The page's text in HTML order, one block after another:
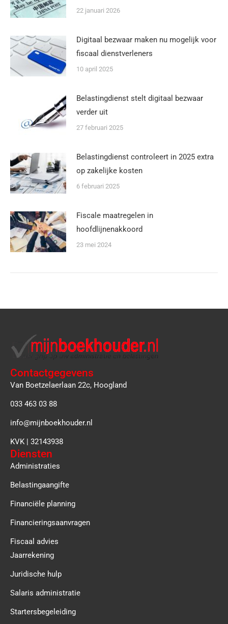
22 januari 2026
Digitaal bezwaar maken nu mogelijk voor
fiscaal dienstverleners
10 april 2025
Belastingdienst stelt digitaal bezwaar
verder uit
27 februari 2025
Belastingdienst controleert in 2025 extra
op zakelijke kosten
6 februari 2025
Fiscale maatregelen in
hoofdlijnenakkoord
23 mei 2024
Contactgegevens
Van Boetzelaerlaan 22c, Hoogland
033 463 03 88
info@mijnboekhouder.nl
KVK | 32143938
Diensten
Administraties
Belastingaangifte
Financiële planning
Financieringsaanvragen
Fiscaal advies
Jaarrekening
Juridische hulp
Salaris administratie
Startersbegeleiding